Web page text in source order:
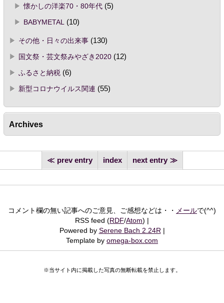
懐かしの洋楽70・80年代(5)
BABYMETAL
(10)
その他・日々の出来事(130)
国文祭・芸文祭みやざき2020(12)
ふるさと納税(6)
新型コロナウイルス関連 (55)
Archives
prev entry index next entry
コメント欄の無い記事へのご意見、ご感想などは・・ メールで(^^)
RSS feed (RDF/Atom)
Powered by Serene Bach 2.24R
Template by omega-box.com
※当サイト内に掲載した写真の無断転載を禁止します。